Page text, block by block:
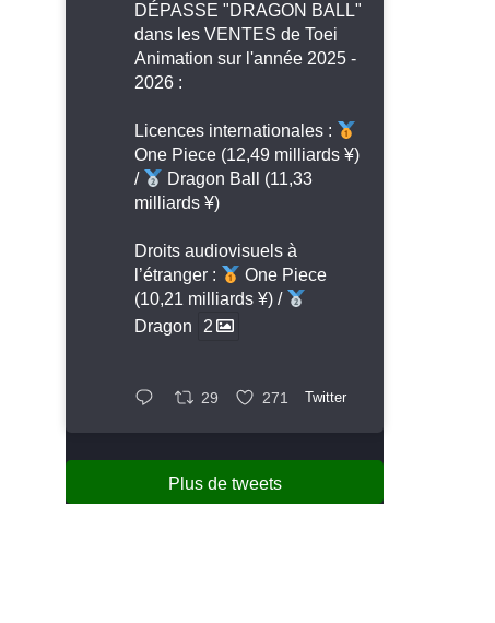
DÉPASSE "DRAGON BALL"
dans les VENTES de Toei
Animation sur l'année 2025 -
2026 :
Licences internationales :
One Piece (12,49 milliards ¥)
/
Dragon Ball (11,33
milliards ¥)
Droits audiovisuels à
l’étranger :
One Piece
(10,21 milliards ¥) /
Dragon
2
29 271 Twitter
Plus de tweets